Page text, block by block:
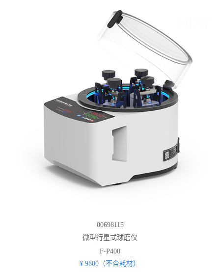
00698115
微型行星式球磨仪
F-P400
¥ 9800（不含耗材）